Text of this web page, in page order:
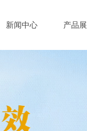
新闻中心 产品